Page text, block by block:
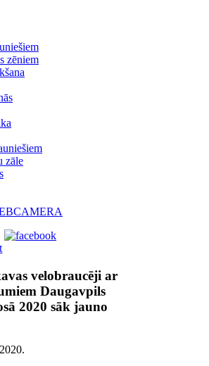
zēniem
zāle
velobraucēji ar
Daugavpils
2020 sāk jauno
.